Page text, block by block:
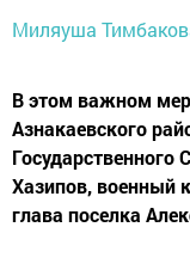
Миляуша
В этом важном
Азнакаевского
Государственного
Хазипов, военный
глава поселка